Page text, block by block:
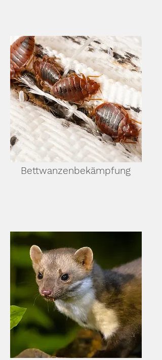
Bettwanzenbekämpfung